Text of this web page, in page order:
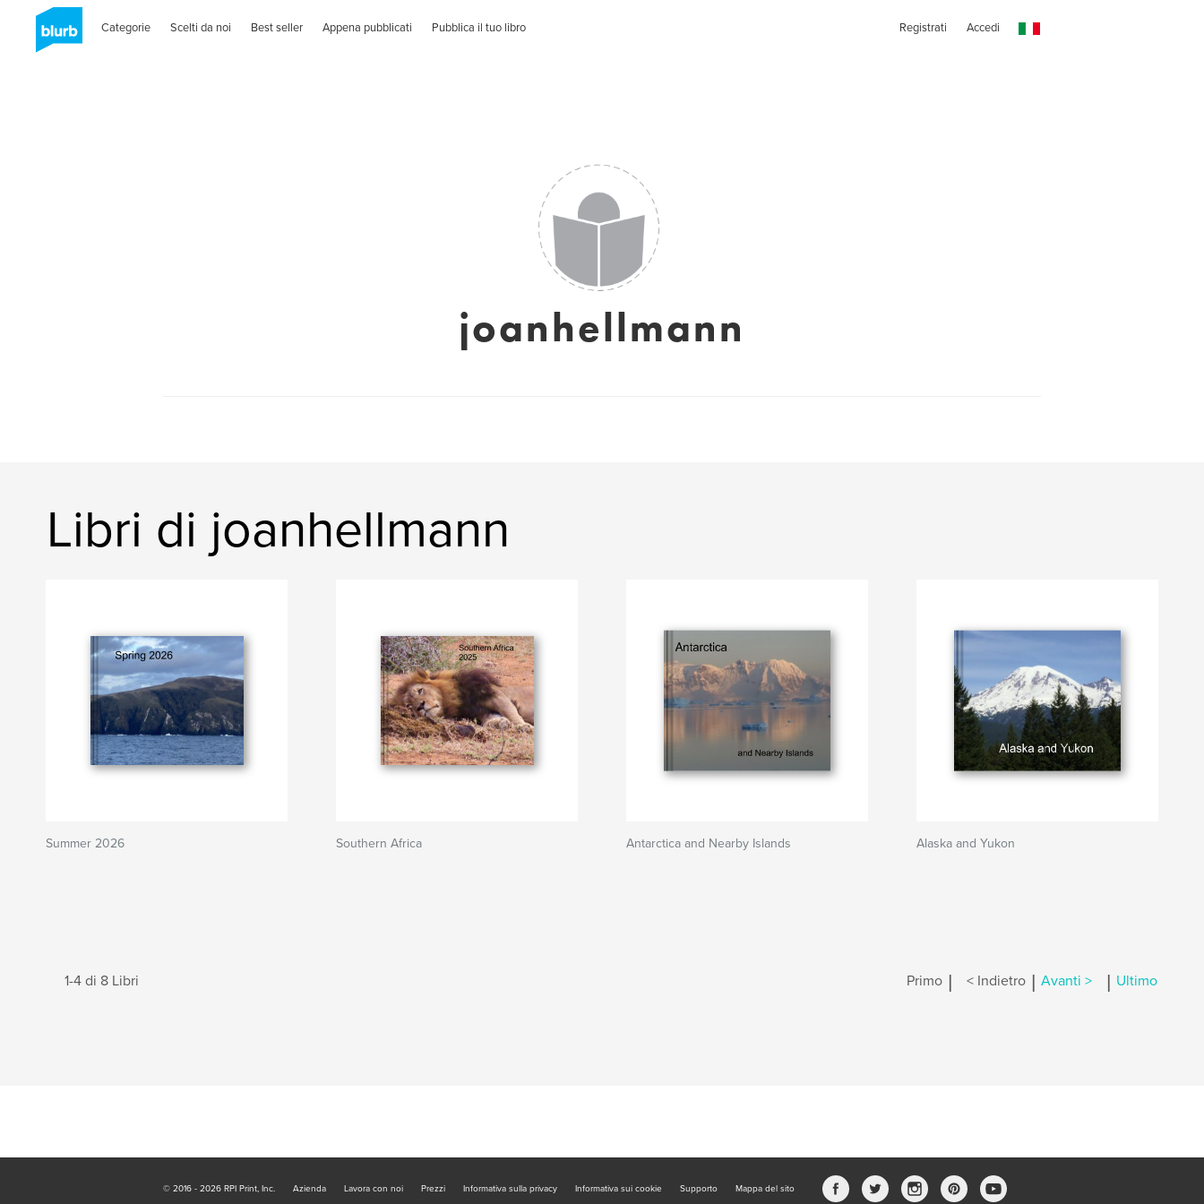
Categorie Scelti da noi Best seller Appena pubblicati Pubblica il tuo libro Registrati Accedi
joanhellmann
Libri di joanhellmann
Summer 2026 Southern Africa Antarctica and Nearby Islands Alaska and Yukon
1-4 di 8 Libri Primo | < Indietro | Avanti > | Ultimo
© 2016 - 2026 RPI Print, Inc. Azienda Lavora con noi Prezzi Informativa sulla privacy Informativa sui cookie Supporto Mappa del sito